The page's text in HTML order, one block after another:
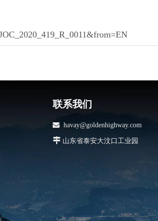
联系我们
 havay@goldenhighway.com
 山东省泰安大汶口工业园